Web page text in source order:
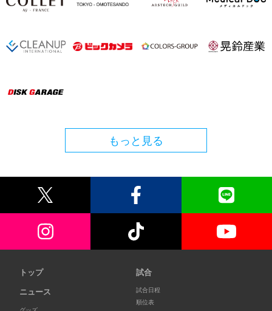
もっと見る
トップ
ニュース
試合
試合日程
順位表